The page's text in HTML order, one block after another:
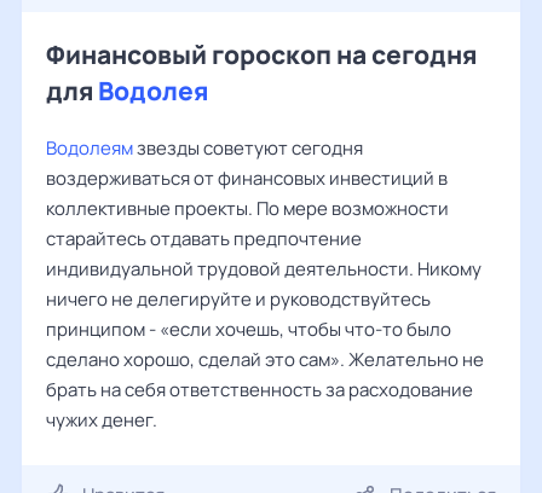
Финансовый гороскоп на сегодня
для Водолея
Водолеямзвезды советуют сегодня
воздерживаться от финансовых инвестиций в
коллективные проекты. По мере возможности
старайтесь отдавать предпочтение
индивидуальной трудовой деятельности. Никому
ничего не делегируйте и руководствуйтесь
принципом - «если хочешь, чтобы что-то было
сделано хорошо, сделай это сам». Желательно не
брать на себя ответственность за расходование
чужих денег.